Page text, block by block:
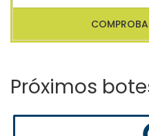
Próximos